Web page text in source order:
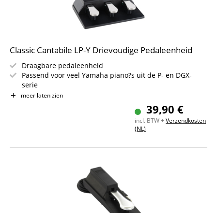
Classic Cantabile LP-Y Drievoudige Pedaleenheid
Draagbare pedaleenheid
Passend voor veel Yamaha piano?s uit de P- en DGX-
serie
Hoogwaardige stalen veren
meer laten zien
39,90 €
incl. BTW +Verzendkosten
(NL)